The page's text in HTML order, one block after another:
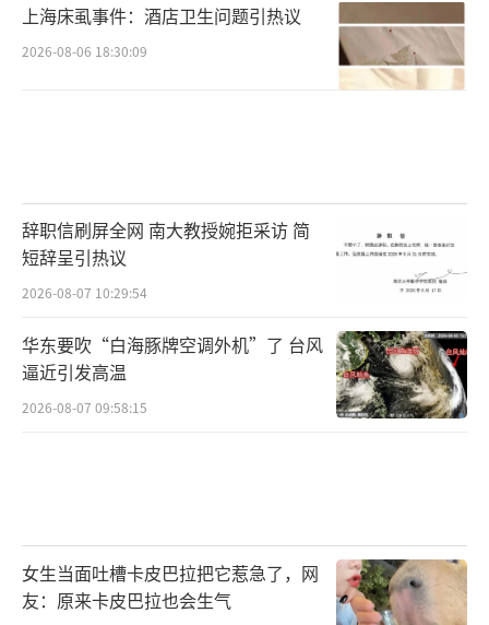
上海床虱事件：酒店卫生问题引热议
2026-08-06 18:30:09
辞职信刷屏全网 南大教授婉拒采访 简
短辞呈引热议
2026-08-07 10:29:54
华东要吹“白海豚牌空调外机”了 台风
逼近引发高温
2026-08-07 09:58:15
女生当面吐槽卡皮巴拉把它惹急了，网
友：原来卡皮巴拉也会生气